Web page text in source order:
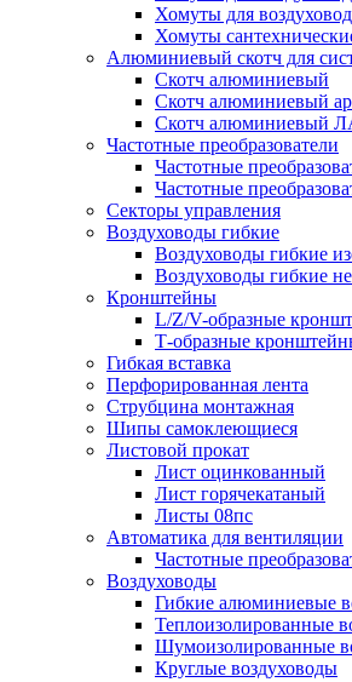
Хомуты для
Хомуты
Алюминиевый скотч для
Скотч алюминиевый
Скотч алюминиевый
Скотч алюминиевый
Частотные преобразователи
Частотные
Частотные
Секторы управления
Воздуховоды гибкие
Воздуховоды гибкие
Воздуховоды гибкие
Кронштейны
L/Z/V-образные
Т-образные
Гибкая вставка
Перфорированная лента
Струбцина монтажная
Шипы самоклеющиеся
Листовой прокат
Лист оцинкованный
Лист горячекатаный
Листы 08пс
Автоматика для вентиляции
Частотные
Воздуховоды
Гибкие алюминиевые
Теплоизолированные
Шумоизолированные
Круглые воздуховоды